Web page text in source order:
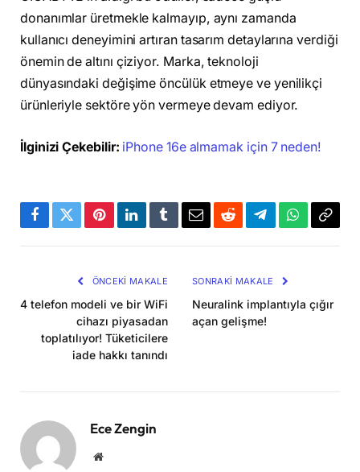
donanımlar üretmekle kalmayıp, aynı zamanda
kullanıcı deneyimini artıran tasarım detaylarına verdiği
önemin de altını çiziyor. Marka, teknoloji
dünyasındaki değişime öncülük etmeye ve yenilikçi
ürünleriyle sektöre yön vermeye devam ediyor.
İlginizi Çekebilir: iPhone 16e almamak için 7 neden!
Facebook
TwitterPinterestLinkedInTumblrEmailRedditTelegramWhatsApp
ÖNCEKI MAKALE
4 telefon modeli ve bir WiFi
cihazı piyasadan
toplatılıyor! Tüketicilere
iade hakkı tanındı
SONRAKI MAKALE
Neuralink implantıyla çığır
açan gelişme!
Ece Zengin
Website